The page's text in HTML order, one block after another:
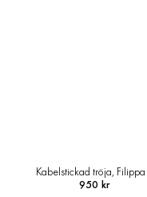
Kabelstickad tröja, Filippa
950 kr